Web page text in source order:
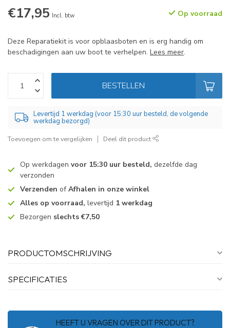
€17,95 Incl. btw Op voorraad
Deze Reparatiekit is voor opblaasboten en is erg handig om
beschadigingen aan uw boot te verhelpen. Lees meer.
BESTELLEN
Levertijd 1 werkdag (voor 15:30 uur besteld, de volgende
werkdag bezorgd)
Toevoegen om te vergelijken Deel dit product
Op werkdagen voor 15:30 uur besteld, dezelfde dag
verzonden
Verzenden ofAfhalen in onze winkel
Alles op voorraad, levertijd 1 werkdag
Bezorgen slechts €7,50
PRODUCTOMSCHRIJVING
SPECIFICATIES
HEEFT U VRAGEN OVER DIT PRODUCT?